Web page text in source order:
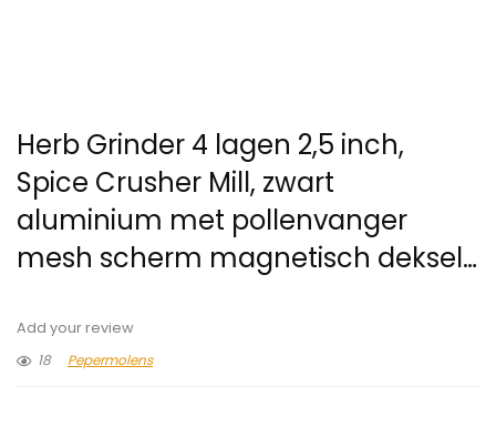
Herb Grinder 4 lagen 2,5 inch,
Spice Crusher Mill, zwart
aluminium met pollenvanger
mesh scherm magnetisch deksel…
Add your review
18
Pepermolens